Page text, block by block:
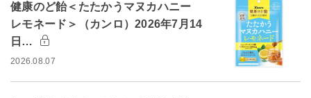
健康のど飴＜たたかうマヌカハニー
レモネード＞（カンロ）2026年7月14
日…
2026.08.07